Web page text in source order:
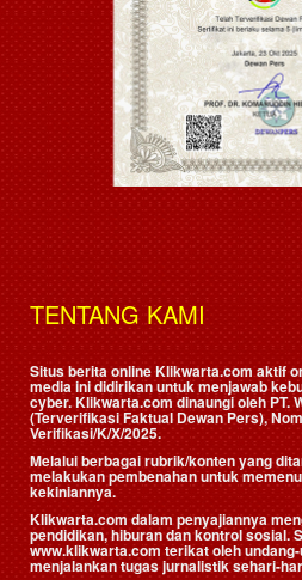
TENTANG KAMI
Situs berita online Klikwarta.com aktif
media ini didirikan untuk menjawab
cyber. Klikwarta.com dinaungi oleh PT.
(Terverifikasi Faktual Dewan Pers),
Verifikasi/K/X/2025.
Melalui berbagai rubrik/konten yang
melakukan pembenahan untuk
kekiniannya.
Klikwarta.com dalam penyajiannya
pendidikan, hiburan dan kontrol sosial.
www.klikwarta.com terikat oleh
menjalankan tugas jurnalistik sehari-